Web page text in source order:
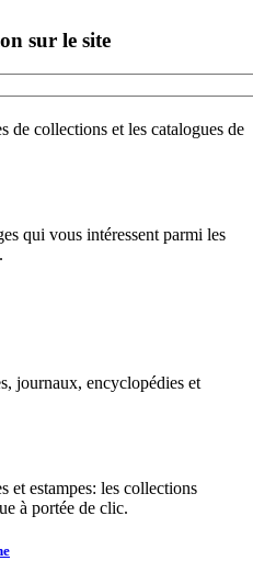
sur le site
de collections et les catalogues de
qui vous intéressent parmi les
journaux, encyclopédies et
et estampes: les collections
à portée de clic.